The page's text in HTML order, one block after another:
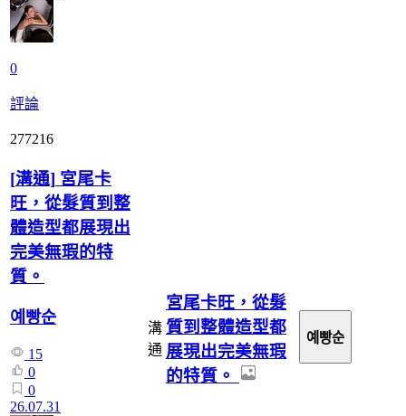
0
評論
277216
[溝通] 宮尾卡
旺，從髮質到整
體造型都展現出
完美無瑕的特
質。
예빵순
15
0
0
26.07.31
溝
通
宮尾卡旺，從髮
質到整體造型都
展現出完美無瑕
的特質。
예빵순